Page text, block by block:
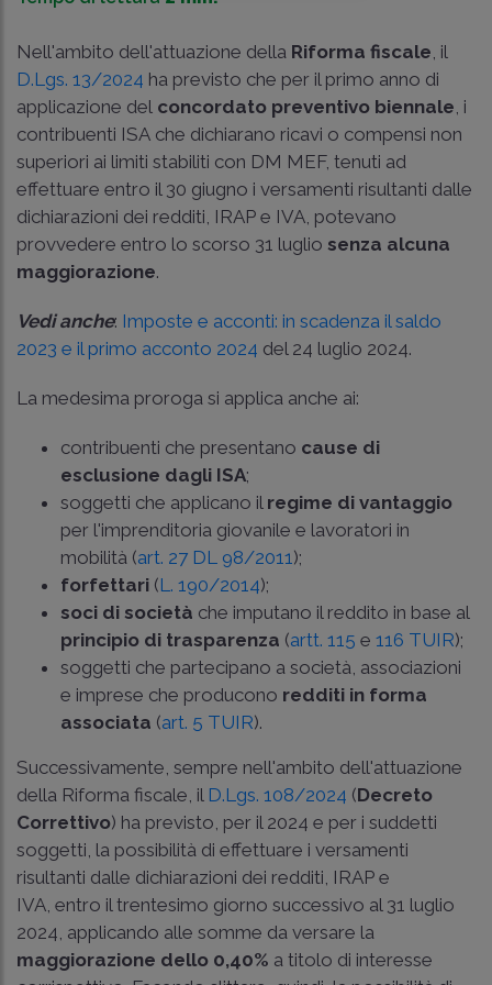
Nell'ambito dell'attuazione della Riforma fiscale, il
D.Lgs. 13/2024 ha previsto che per il primo anno di
applicazione del concordato preventivo biennale, i
contribuenti ISA che dichiarano ricavi o compensi non
superiori ai limiti stabiliti con DM MEF, tenuti ad
effettuare entro il 30 giugno i versamenti risultanti dalle
dichiarazioni dei redditi, IRAP e IVA, potevano
provvedere entro lo scorso 31 luglio senza alcuna
maggiorazione.
Vedi anche: Imposte e acconti: in scadenza il saldo
2023 e il primo acconto 2024 del 24 luglio 2024.
La medesima proroga si applica anche ai:
contribuenti che presentano cause di
esclusione dagli ISA;
soggetti che applicano il regime di vantaggio
per l'imprenditoria giovanile e lavoratori in
mobilità (art. 27 DL 98/2011);
forfettari (L. 190/2014);
soci di società che imputano il reddito in base al
principio di trasparenza (artt. 115 e 116 TUIR);
soggetti che partecipano a società, associazioni
e imprese che producono redditi in forma
associata (art. 5 TUIR).
Successivamente, sempre nell'ambito dell'attuazione
della Riforma fiscale, il D.Lgs. 108/2024 (Decreto
Correttivo) ha previsto, per il 2024 e per i suddetti
soggetti, la possibilità di effettuare i versamenti
risultanti dalle dichiarazioni dei redditi, IRAP e
IVA, entro il trentesimo giorno successivo al 31 luglio
2024, applicando alle somme da versare la
maggiorazione dello 0,40% a titolo di interesse